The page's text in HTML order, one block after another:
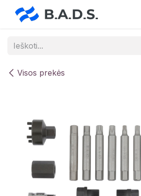
Skip to Content
Visos prekės